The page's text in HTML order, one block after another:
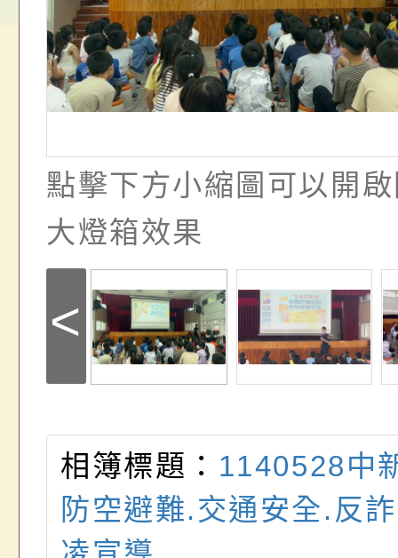
「愛『原原』不絕-
樂會」、「邁向下一
列講座及成長團體」
赴陸應申請許可一案
期第1次第7-9招代課
甄選公告
本校「115學年度國
校課程計畫」核定一
點擊下方小縮圖可以開
大燈箱效果
<
相簿標題： 1140528中
防空避難.交通安全.反